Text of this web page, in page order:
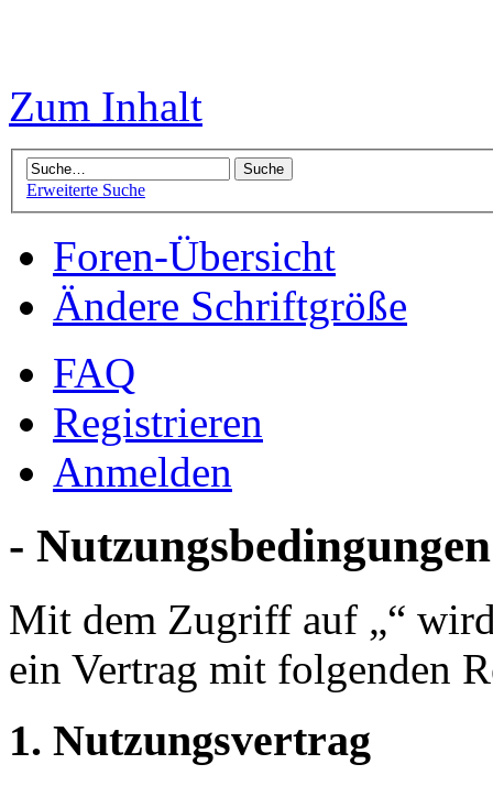
Zum Inhalt
Erweiterte Suche
Foren-Übersicht
Ändere Schriftgröße
FAQ
Registrieren
Anmelden
- Nutzungsbedingungen
Mit dem Zugriff auf „“
ein Vertrag mit folgenden
1. Nutzungsvertrag